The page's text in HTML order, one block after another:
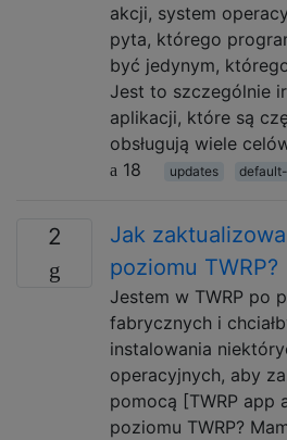
akcji, system
pyta, którego
być jedynym,
Jest to szczególnie
aplikacji, które są
obsługują wiele
18
updates
2
Jak
poziomu TWRP?
Jestem w TWRP po
fabrycznych i
instalowania
operacyjnych, aby
pomocą [TWRP app
poziomu TWRP?